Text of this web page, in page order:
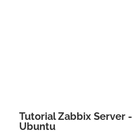
Tutorial Zabbix Server
Ubuntu